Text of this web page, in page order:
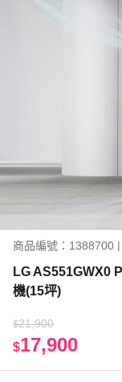
商品編號：1388700
LG AS551GWX0
機(15坪)
$21,900
$17,900